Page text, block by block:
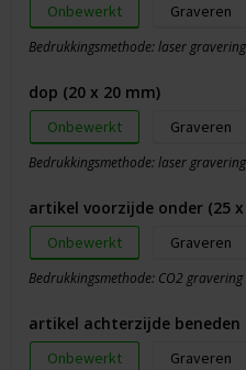
Onbewerkt Graveren
Bedrukkingsmethode: laser gravering
dop (20 x 20 mm)
Onbewerkt Graveren
Bedrukkingsmethode: laser gravering
artikel voorzijde onder (25
Onbewerkt Graveren
Bedrukkingsmethode: CO2 gravering
artikel achterzijde beneden
Onbewerkt Graveren